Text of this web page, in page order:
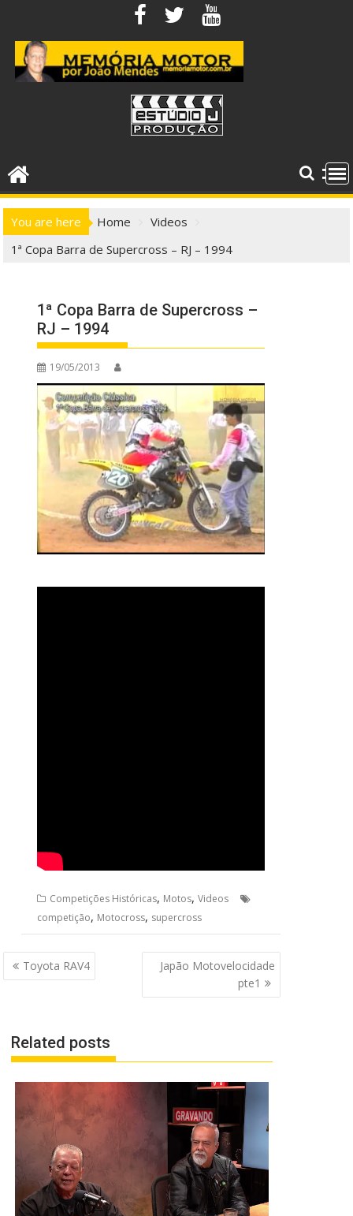
content
You are here Home
Videos
1ª Copa Barra de Supercross – RJ – 1994
1ª Copa Barra de Supercross –
RJ – 1994
19/05/2013
Competições Históricas, Motos, Videos
competição, Motocross, supercross
Navegação
de
Toyota RAV4
Japão Motovelocidade
pte1
Related posts